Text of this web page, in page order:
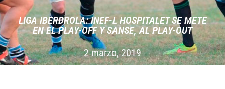
LIGA IBERDROLA: INEF-L HOSPITALET SE METE
EN EL PLAY-OFF Y SANSE, AL PLAY-OUT
2 marzo, 2019